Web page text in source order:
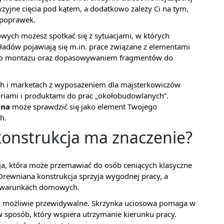
cięcia pod kątem, a dodatkowo zależy Ci na tym,
możesz spotkać się z sytuacjami, w których
pojawiają się m.in. prace związane z elementami
oraz dopasowywaniem fragmentów do
i marketach z wyposażeniem dla majsterkowiczów
i produktami do prac „okołobudowlanych”.
może sprawdzić się jako element Twojego
ma znaczenie?
która może przemawiać do osób ceniących klasyczne
konstrukcja sprzyja wygodnej pracy, a
domowych.
możliwie przewidywalne. Skrzynka uciosowa pomaga w
sposób, który wspiera utrzymanie kierunku pracy.